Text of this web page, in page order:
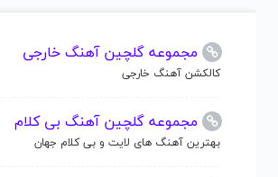
مجموعه گلچین آهنگ خارجی
کالکشن آهنگ خارجی
مجموعه گلچین آهنگ بی کلام
بهترین آهنگ های لایت و بی کلام جهان